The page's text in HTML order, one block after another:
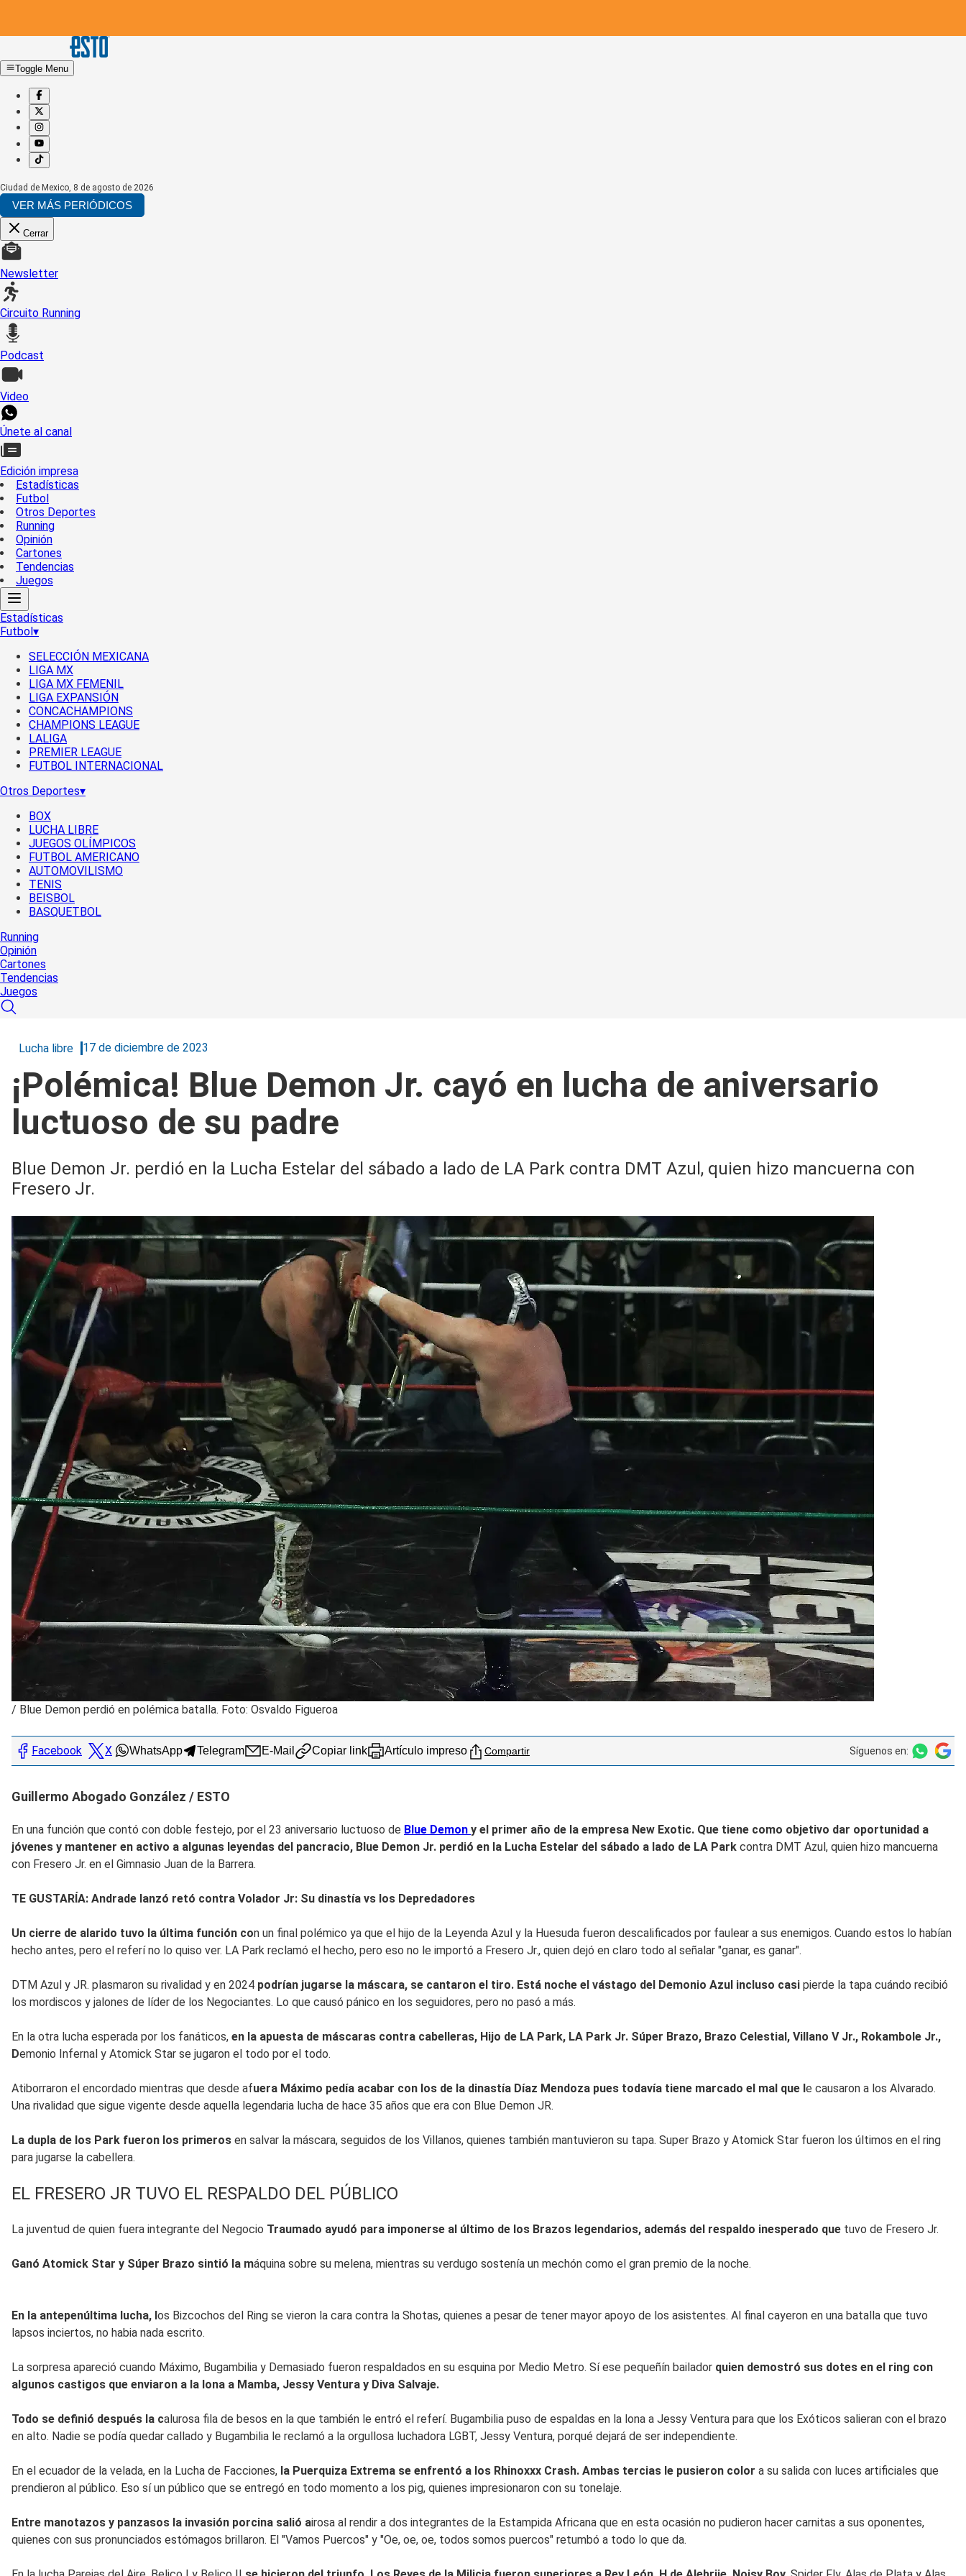
Toggle Menu
Ciudad de Mexico, 8 de agosto de 2026
VER MÁS PERIÓDICOS
Cerrar
Newsletter
Circuito Running
Podcast
Video
Únete al canal
Edición impresa
Estadísticas
Futbol
Otros Deportes
Running
Opinión
Cartones
Tendencias
Juegos
Estadísticas
Futbol▾
SELECCIÓN MEXICANA
LIGA MX
LIGA MX FEMENIL
LIGA EXPANSIÓN
CONCACHAMPIONS
CHAMPIONS LEAGUE
LALIGA
PREMIER LEAGUE
FUTBOL INTERNACIONAL
Otros Deportes▾
BOX
LUCHA LIBRE
JUEGOS OLÍMPICOS
FUTBOL AMERICANO
AUTOMOVILISMO
TENIS
BEISBOL
BASQUETBOL
Running
Opinión
Cartones
Tendencias
Juegos
Lucha libre 17 de diciembre de 2023
¡Polémica! Blue Demon Jr. cayó en lucha de aniversario
luctuoso de su padre
Blue Demon Jr. perdió en la Lucha Estelar del sábado a lado de LA Park contra DMT Azul, quien hizo mancuerna con
Fresero Jr.
/ Blue Demon perdió en polémica batalla. Foto: Osvaldo Figueroa
Facebook X WhatsApp Telegram E-Mail Copiar link Artículo impreso Compartir Síguenos en:
Guillermo Abogado González / ESTO
En una función que contó con doble festejo, por el 23 aniversario luctuoso de Blue Demon y el primer año de la empresa New Exotic. Que tiene como objetivo dar oportunidad a
jóvenes y mantener en activo a algunas leyendas del pancracio, Blue Demon Jr. perdió en la Lucha Estelar del sábado a lado de LA Park contra DMT Azul, quien hizo mancuerna
con Fresero Jr. en el Gimnasio Juan de la Barrera.
TE GUSTARÍA: Andrade lanzó retó contra Volador Jr: Su dinastía vs los Depredadores
Un cierre de alarido tuvo la última función con un final polémico ya que el hijo de la Leyenda Azul y la Huesuda fueron descalificados por faulear a sus enemigos. Cuando estos lo habían
hecho antes, pero el referí no lo quiso ver. LA Park reclamó el hecho, pero eso no le importó a Fresero Jr., quien dejó en claro todo al señalar "ganar, es ganar".
DTM Azul y JR. plasmaron su rivalidad y en 2024 podrían jugarse la máscara, se cantaron el tiro. Está noche el vástago del Demonio Azul incluso casi pierde la tapa cuándo recibió
los mordiscos y jalones de líder de los Negociantes. Lo que causó pánico en los seguidores, pero no pasó a más.
En la otra lucha esperada por los fanáticos, en la apuesta de máscaras contra cabelleras, Hijo de LA Park, LA Park Jr. Súper Brazo, Brazo Celestial, Villano V Jr., Rokambole Jr.,
Demonio Infernal y Atomick Star se jugaron el todo por el todo.
Atiborraron el encordado mientras que desde afuera Máximo pedía acabar con los de la dinastía Díaz Mendoza pues todavía tiene marcado el mal que le causaron a los Alvarado.
Una rivalidad que sigue vigente desde aquella legendaria lucha de hace 35 años que era con Blue Demon JR.
La dupla de los Park fueron los primeros en salvar la máscara, seguidos de los Villanos, quienes también mantuvieron su tapa. Super Brazo y Atomick Star fueron los últimos en el ring
para jugarse la cabellera.
EL FRESERO JR TUVO EL RESPALDO DEL PÚBLICO
La juventud de quien fuera integrante del Negocio Traumado ayudó para imponerse al último de los Brazos legendarios, además del respaldo inesperado que tuvo de Fresero Jr.
Ganó Atomick Star y Súper Brazo sintió la máquina sobre su melena, mientras su verdugo sostenía un mechón como el gran premio de la noche.
En la antepenúltima lucha, los Bizcochos del Ring se vieron la cara contra la Shotas, quienes a pesar de tener mayor apoyo de los asistentes. Al final cayeron en una batalla que tuvo
lapsos inciertos, no habia nada escrito.
La sorpresa apareció cuando Máximo, Bugambilia y Demasiado fueron respaldados en su esquina por Medio Metro. Sí ese pequeñín bailador quien demostró sus dotes en el ring con
algunos castigos que enviaron a la lona a Mamba, Jessy Ventura y Diva Salvaje.
Todo se definió después la calurosa fila de besos en la que también le entró el referí. Bugambilia puso de espaldas en la lona a Jessy Ventura para que los Exóticos salieran con el brazo
en alto. Nadie se podía quedar callado y Bugambilia le reclamó a la orgullosa luchadora LGBT, Jessy Ventura, porqué dejará de ser independiente.
En el ecuador de la velada, en la Lucha de Facciones, la Puerquiza Extrema se enfrentó a los Rhinoxxx Crash. Ambas tercias le pusieron color a su salida con luces artificiales que
prendieron al público. Eso sí un público que se entregó en todo momento a los pig, quienes impresionaron con su tonelaje.
Entre manotazos y panzasos la invasión porcina salió airosa al rendir a dos integrantes de la Estampida Africana que en esta ocasión no pudieron hacer carnitas a sus oponentes,
quienes con sus pronunciados estómagos brillaron. El "Vamos Puercos" y "Oe, oe, oe, todos somos puercos" retumbó a todo lo que da.